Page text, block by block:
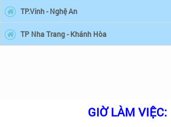
TP.Vinh - Nghệ An
TP Nha Trang - Khánh Hòa
GIỜ LÀM VIỆC: